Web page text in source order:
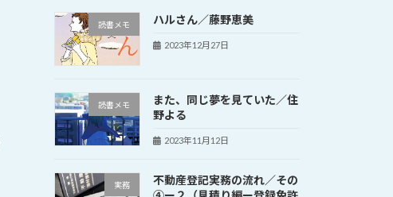
読書メモ ハルさん／藤野恵美
2023年12月27日
読書メモ
また、同じ夢を見ていた／住
野よる
2023年11月12日
実務
不動産登記実務の流れ／その